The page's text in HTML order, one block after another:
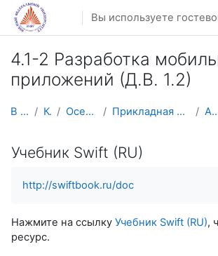
Перейти к основному содержанию
Вы используете
4.1-2 Разработка
приложений (Д.В. 1.2)
В начало Курсы Осенний семестр Прикладная математика и информатика AM-
Учебник Swift (RU)
http://swiftbook.ru/doc
Нажмите на ссылку Учебник Swift (RU),
ресурс.